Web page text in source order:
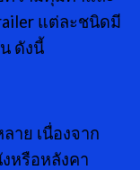
แต่ละชนิดมี
ดังนี้
าย เนื่องจาก
หรือหลังคา